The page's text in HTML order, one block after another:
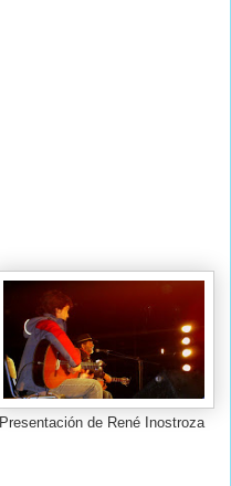
Presentación de René Inostroza